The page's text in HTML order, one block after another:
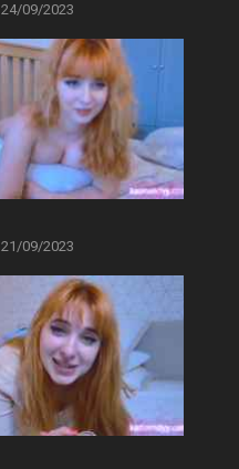
24/09/2023
21/09/2023